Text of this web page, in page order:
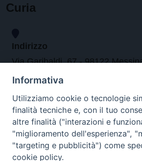
Curia
Indirizzo
Via Garibaldi, 67 - 98122
Orari
da lunedi al venerdi dalle ore
Contatti
Informativa
Utilizziamo cookie o tecnologie
finalità tecniche e, con il tuo
altre finalità ("interazioni e
"miglioramento dell'esperienza",
"targeting e pubblicità") come
cookie policy.